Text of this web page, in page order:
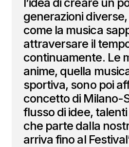
generazioni
come la musica
attraversare il
continuamente. Le
anime, quella
sportiva, sono poi
concetto di Milano-
flusso di idee,
che parte dalla
arriva fino al